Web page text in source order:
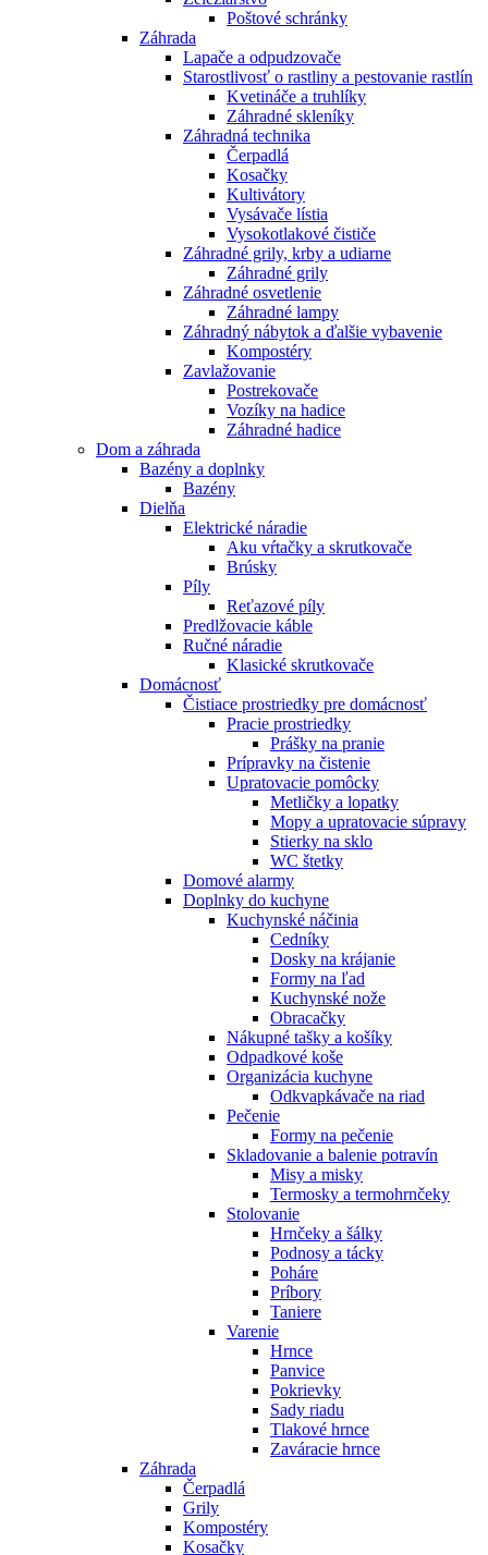
Poštové schránky
Záhrada
Lapače a odpudzovače
Starostlivosť o rastliny a pestovanie rastlín
Kvetináče a truhlíky
Záhradné skleníky
Záhradná technika
Čerpadlá
Kosačky
Kultivátory
Vysávače lístia
Vysokotlakové čističe
Záhradné grily, krby a udiarne
Záhradné grily
Záhradné osvetlenie
Záhradné lampy
Záhradný nábytok a ďalšie vybavenie
Kompostéry
Zavlažovanie
Postrekovače
Vozíky na hadice
Záhradné hadice
Dom a záhrada
Bazény a doplnky
Bazény
Dielňa
Elektrické náradie
Aku vŕtačky a skrutkovače
Brúsky
Píly
Reťazové píly
Predlžovacie káble
Ručné náradie
Klasické skrutkovače
Domácnosť
Čistiace prostriedky pre domácnosť
Pracie prostriedky
Prášky na pranie
Prípravky na čistenie
Upratovacie pomôcky
Metličky a lopatky
Mopy a upratovacie súpravy
Stierky na sklo
WC štetky
Domové alarmy
Doplnky do kuchyne
Kuchynské náčinia
Cedníky
Dosky na krájanie
Formy na ľad
Kuchynské nože
Obracačky
Nákupné tašky a košíky
Odpadkové koše
Organizácia kuchyne
Odkvapkávače na riad
Pečenie
Formy na pečenie
Skladovanie a balenie potravín
Misy a misky
Termosky a termohrnčeky
Stolovanie
Hrnčeky a šálky
Podnosy a tácky
Poháre
Príbory
Taniere
Varenie
Hrnce
Panvice
Pokrievky
Sady riadu
Tlakové hrnce
Zaváracie hrnce
Záhrada
Čerpadlá
Grily
Kompostéry
Kosačky